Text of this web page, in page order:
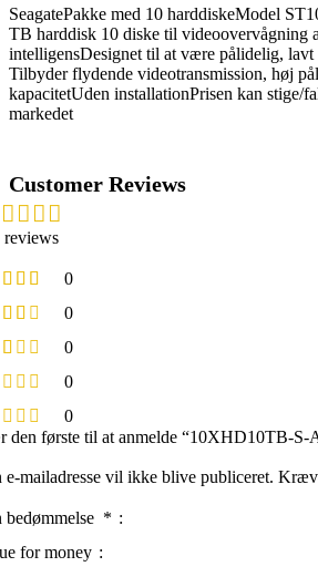
SeagatePakke med 10 harddiskeModel
TB harddisk 10 diske til videoovervågning
intelligensDesignet til at være pålidelig,
Tilbyder flydende videotransmission, høj
kapacitetUden installationPrisen kan stige/
markedet
Customer Reviews
reviews
0
0
0
0
0
den første til at anmelde “10XHD10TB-S-
e-mailadresse vil ikke blive publiceret.
bedømmelse *
for money